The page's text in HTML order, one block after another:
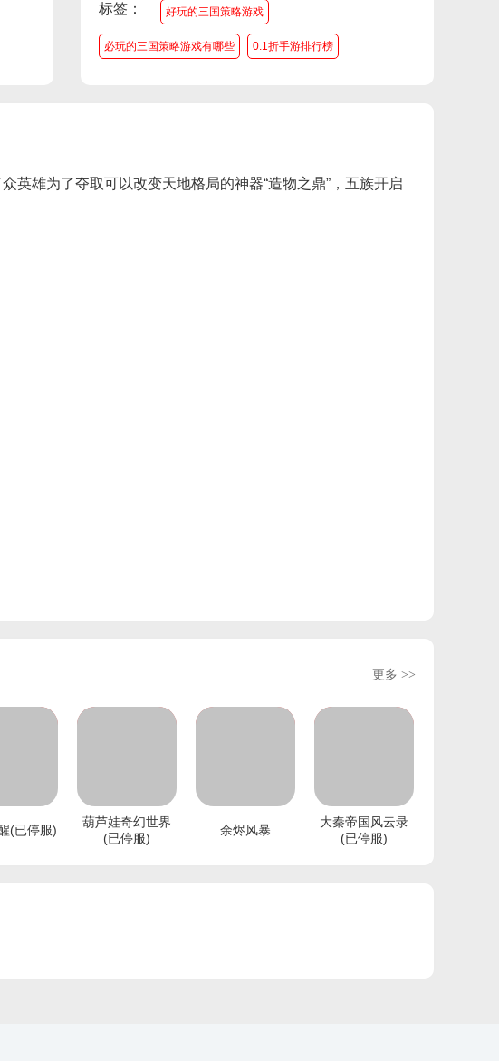
标签： 好玩的三国策略游戏
必玩的三国策略游戏有哪些 0.1折手游排行榜
英雄为了夺取可以改变天地格局的神器“造物之鼎”，五族开启
更多 >>
(已停服)
葫芦娃奇幻世界
(已停服)
余烬风暴
大秦帝国风云录
(已停服)